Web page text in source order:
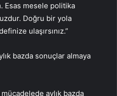
Esas mesele politika
Doğru bir yola
ulaşırsınız.”
bazda sonuçlar almaya
aylık bazda